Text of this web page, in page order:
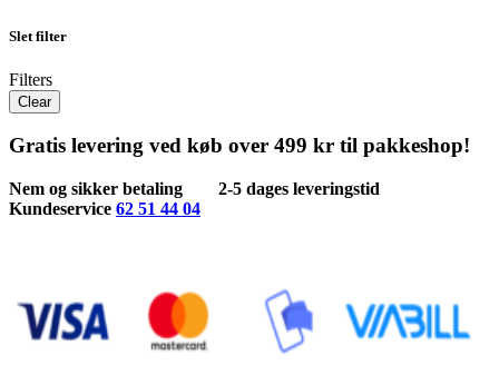
Slet filter
Filters
Clear
Gratis levering ved køb over 499 kr til pakkeshop!
Nem og sikker betaling
2-5 dages leveringstid
Kundeservice 62 51 44 04